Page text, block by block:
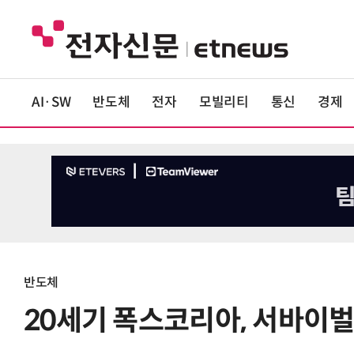
AI·SW 반도체 전자 모빌리티 통신 경제
반도체
20세기 폭스코리아, 서바이